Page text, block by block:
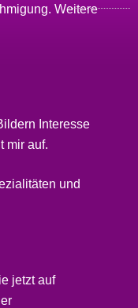
Weitere
Interesse
mir auf.
jetzt auf